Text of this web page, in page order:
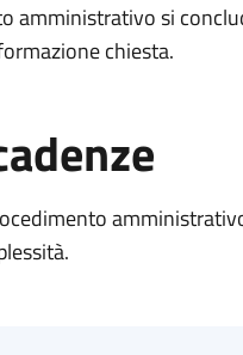
amministrativo si
chiesta.